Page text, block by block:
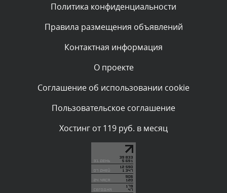
Комментарий проверяется
администратором.
Комментарий проверяется
администратором.
Комментарий проверяется
Текст комментария будет виден после проверки
Комментарий проверяется
Политика конфиденциальности
Правила размещения объявлений
Контактная информация
О проекте
Соглашение об использовании cookie
Пользовательское соглашение
Хостинг от 119 руб. в месяц